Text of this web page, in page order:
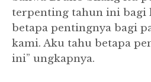
terpenting tahun ini bagi
betapa pentingnya bagi
kami. Aku tahu betapa
ini” ungkapnya.